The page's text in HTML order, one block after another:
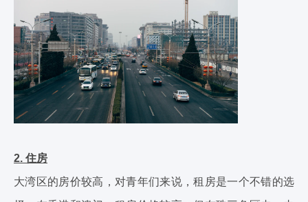
2. 住房
大湾区的房价较高，对青年们来说，租房是一个不错的选